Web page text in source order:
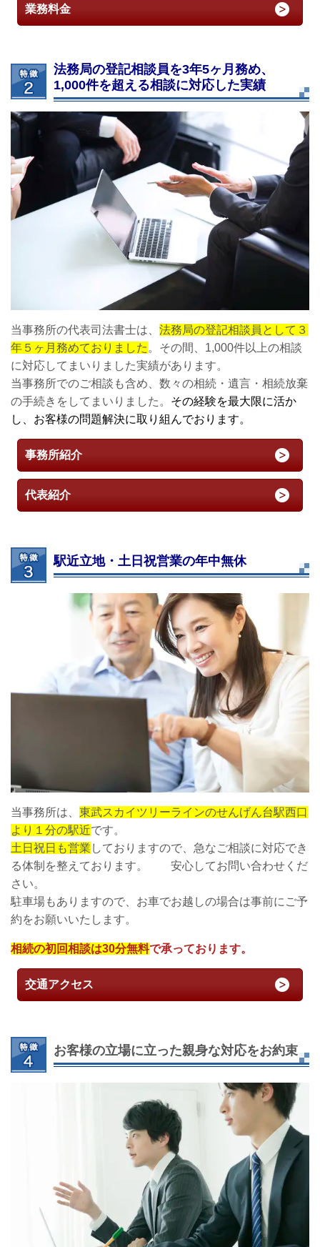
業務料金
法務局の登記相談員を3年5ヶ月務め、
1,000件を超える相談に対応した実績
当事務所の代表司法書士は、 法務局の登記相談員として３
年５ヶ月務めておりました。その間、1,000件以上の相談
に対応してまいりました実績があります。
当事務所でのご相談も含め、数々の相続・遺言・相続放棄
の手続きをしてまいりました。 その経験を最大限に活か
し、お客様の問題解決に取り組んでおります。
事務所紹介
代表紹介
駅近立地・土日祝営業の年中無休
当事務所は、 東武スカイツリーラインのせんげん台駅西口
より１分の駅近です。
土日祝日も営業 しておりますので、急なご相談に対応でき
る体制を整えております。 安心してお問い合わせくだ
さい。
駐車場もありますので、お車でお越しの場合は事前にご予
約をお願いいたします。
相続の初回相談は30分無料で承っております。
交通アクセス
お客様の立場に立った親身な対応をお約束